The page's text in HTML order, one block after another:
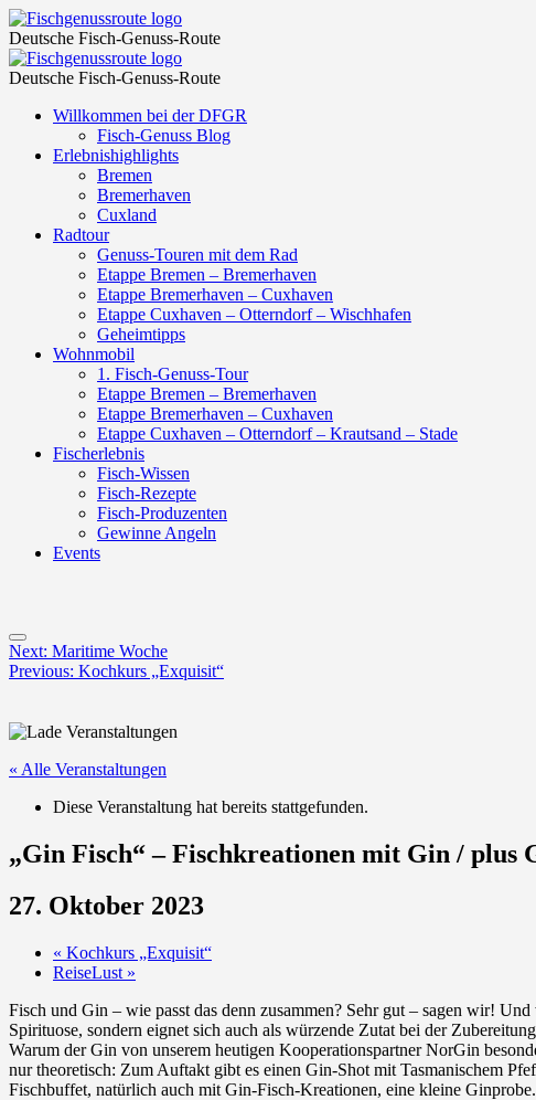
„Gin
Fisch“
–
Fischkreationen
plus
Verkostung
Fischgenussroute
Fischgenussroute
Deutsche Fisch-Genuss-Route
„Gin
Fisch“
Fischkreationen
Verkostung
Fischgenussroute
Fischgenussroute
Deutsche Fisch-Genuss-Route
Skip
content
Willkommen bei der DFGR
Fisch-Genuss Blog
Erlebnishighlights
Bremen
Bremerhaven
Cuxland
Radtour
Genuss-Touren mit dem Rad
Etappe Bremen – Bremerhaven
Etappe Bremerhaven – Cuxhaven
Etappe Cuxhaven – Otterndorf – Wischhafen
Geheimtipps
Wohnmobil
1. Fisch-Genuss-Tour
Etappe Bremen – Bremerhaven
Etappe Bremerhaven – Cuxhaven
Etappe Cuxhaven – Otterndorf – Krautsand – Stade
Fischerlebnis
Fisch-Wissen
Fisch-Rezepte
Fisch-Produzenten
Gewinne Angeln
Events
Menu
Post
navigation
Next: Maritime Woche
Previous: Kochkurs „Exquisit“
« Alle Veranstaltungen
Diese Veranstaltung hat bereits stattgefunden.
„Gin Fisch“ – Fischkreationen mit Gin / plus
27. Oktober 2023
« Kochkurs „Exquisit“
ReiseLust »
Fisch und Gin – wie passt das denn zusammen? Sehr gut – sagen wir!
Spirituose, sondern eignet sich auch als würzende Zutat bei der
Warum der Gin von unserem heutigen Kooperationspartner NorGin
nur theoretisch: Zum Auftakt gibt es einen Gin-Shot mit Tasmanischem
Fischbuffet, natürlich auch mit Gin-Fisch-Kreationen, eine kleine Ginprobe.